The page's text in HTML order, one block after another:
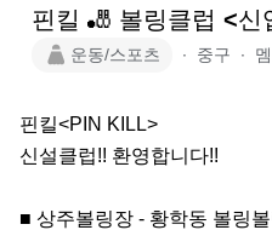
핀킬 🎳 볼링클럽 <신
운동/스포츠 ∙ 중구 ∙
핀킬<PIN KILL>
신설클럽!! 환영합니다!!
■ 상주볼링장 - 황학동 볼링